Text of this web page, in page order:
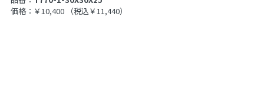
価格：￥10,400
（税込￥11,440）